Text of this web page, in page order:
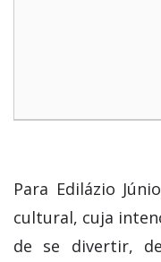
Para Edilázio
cultural, cuja
de se divertir,